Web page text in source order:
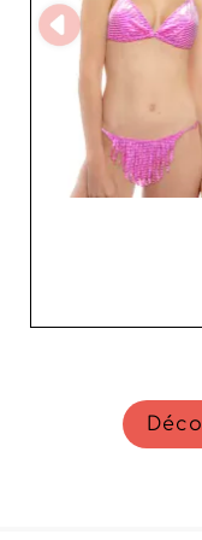
utilisant des
épreuves du temps
perfection assure
mais aussi l'élégance
plus pour étoffer
vous avez
premier choix,
succès sur le